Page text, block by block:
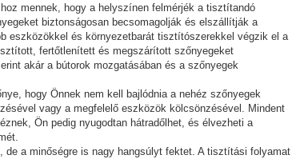
mennek, hogy a helyszínen felmérjék a tisztítandó
biztonságosan becsomagolják és elszállítják a
eszközökkel és környezetbarát tisztítószerekkel végzik el a
fertőtlenített és megszárított szőnyegeket
akár a bútorok mozgatásában és a szőnyegek
hogy Önnek nem kell bajlódnia a nehéz szőnyegek
vagy a megfelelő eszközök kölcsönzésével. Mindent
Ön pedig nyugodtan hátradőlhet, és élvezheti a
de a minőségre is nagy hangsúlyt fektet. A tisztítási folyamat